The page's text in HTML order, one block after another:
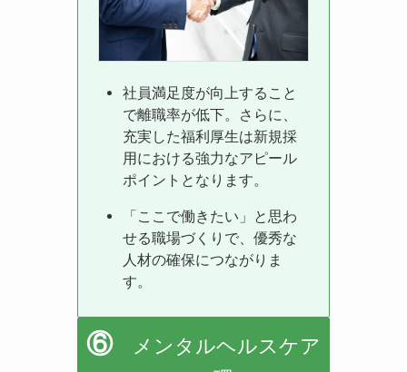
社員満足度が向上すること
で離職率が低下。さらに、
充実した福利厚生は新規採
用における強力なアピール
ポイントとなります。
「ここで働きたい」と思わ
せる職場づくりで、優秀な
人材の確保につながりま
す。
⑥
メンタルヘルスケア